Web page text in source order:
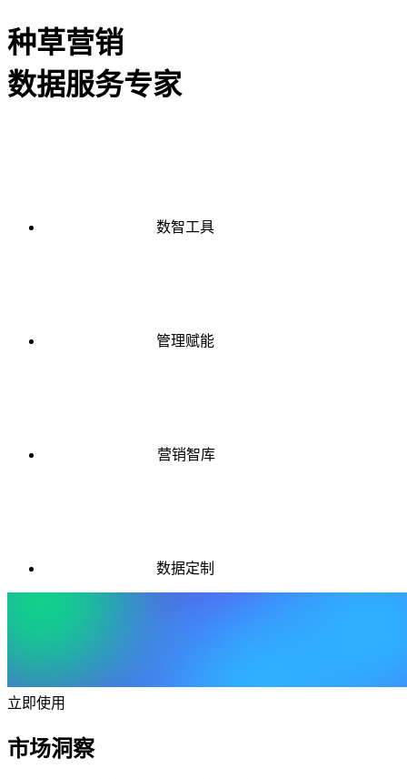
种草营销
数据服务专家
数智工具
管理赋能
营销智库
数据定制
立即使用
市场洞察